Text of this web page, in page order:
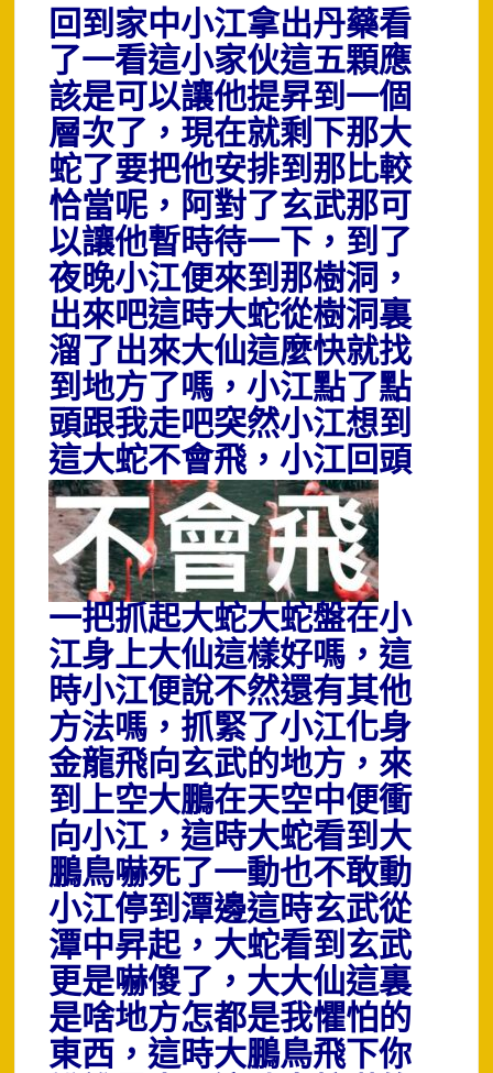
回到家中小江拿出丹藥看
了一看這小家伙這五顆應
該是可以讓他提昇到一個
層次了，現在就剩下那大
蛇了要把他安排到那比較
恰當呢，阿對了玄武那可
以讓他暫時待一下，到了
夜晚小江便來到那樹洞，
出來吧這時大蛇從樹洞裏
溜了出來大仙這麼快就找
到地方了嗎，小江點了點
頭跟我走吧突然小江想到
這大蛇不會飛，小江回頭
一把抓起大蛇大蛇盤在小
江身上大仙這樣好嗎，這
時小江便說不然還有其他
方法嗎，抓緊了小江化身
金龍飛向玄武的地方，來
到上空大鵬在天空中便衝
向小江，這時大蛇看到大
鵬鳥嚇死了一動也不敢動
小江停到潭邊這時玄武從
潭中昇起，大蛇看到玄武
更是嚇傻了，大大仙這裏
是啥地方怎都是我懼怕的
東西，這時大鵬鳥飛下你